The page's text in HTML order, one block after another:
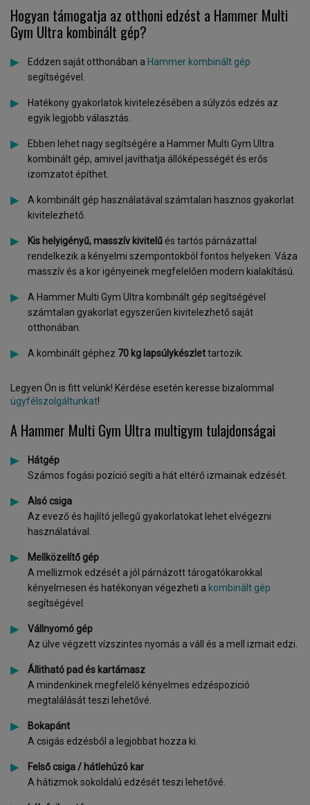
Hogyan támogatja az otthoni edzést a Hammer Multi
Gym Ultra kombinált gép?
Eddzen saját otthonában a Hammer kombinált gép
segítségével.
Hatékony gyakorlatok kivitelezésében a súlyzós edzés az
egyik legjobb választás.
Ebben lehet nagy segítségére a Hammer Multi Gym Ultra
kombinált gép, amivel javíthatja állóképességét és erős
izomzatot építhet.
A kombinált gép használatával számtalan hasznos gyakorlat
kivitelezhető.
Kis helyigényű, masszív kivitelű és tartós párnázattal
rendelkezik a kényelmi szempontokból fontos helyeken. Váza
masszív és a kor igényeinek megfelelően modern kialakítású.
A Hammer Multi Gym Ultra kombinált gép segítségével
számtalan gyakorlat egyszerűen kivitelezhető saját
otthonában.
A kombinált géphez 70 kg lapsúlykészlettartozik.
Legyen Ön is fitt velünk! Kérdése esetén keresse bizalommal
ügyfélszolgáltunkat!
A Hammer Multi Gym Ultra multigym tulajdonságai
Hátgép
Számos fogási pozíció segíti a hát eltérő izmainak edzését.
Alsó csiga
Az evező és hajlító jellegű gyakorlatokat lehet elvégezni
használatával.
Mellközelítő gép
A mellizmok edzését a jól párnázott tárogatókarokkal
kényelmesen és hatékonyan végezheti a kombinált gép
segítségével.
Vállnyomó gép
Az ülve végzett vízszintes nyomás a váll és a mell izmait edzi.
Állitható pad és kartámasz
A mindenkinek megfelelő kényelmes edzéspozició
megtalálását teszi lehetővé.
Bokapánt
A csigás edzésből a legjobbat hozza ki.
Felső csiga / hátlehúzó kar
A hátizmok sokoldalú edzését teszi lehetővé.